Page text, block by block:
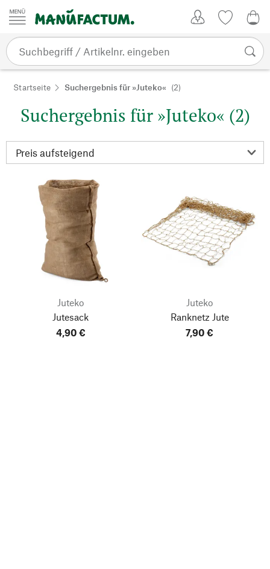
Zum Inhalt springen
Startseite Suchergebnis für »Juteko« (2)
Suchergebnis für »Juteko« (2)
Juteko
Jutesack
4,90 €
Juteko
Ranknetz Jute
7,90 €